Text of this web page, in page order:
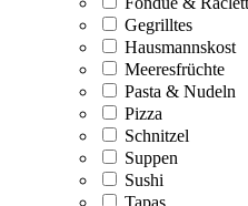
Gegrilltes
Hausmannskost
Meeresfrüchte
Pasta & Nudeln
Pizza
Schnitzel
Suppen
Sushi